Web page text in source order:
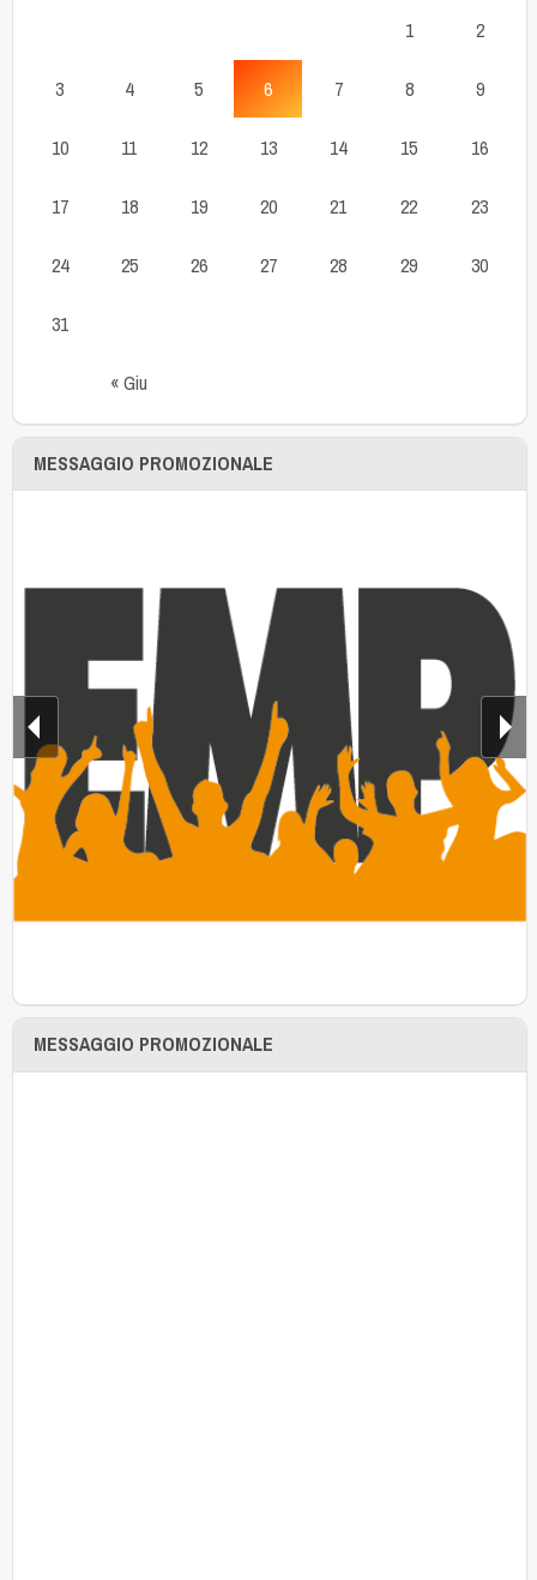
« Giu
1 2
3 4 5 6 7 8 9
10 11 12 13 14 15 16
17 18 19 20 21 22 23
24 25 26 27 28 29 30
31
MESSAGGIO PROMOZIONALE
MESSAGGIO PROMOZIONALE